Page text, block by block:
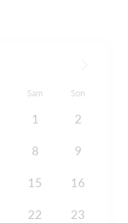
Sam Son
1 2
8 9
15 16
22 23